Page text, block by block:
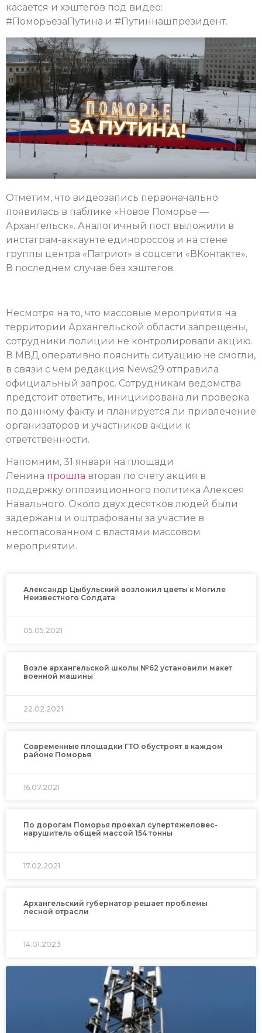
касается и хэштегов под видео:
#ПоморьезаПутина и #Путиннашпрезидент.
Отметим, что видеозапись первоначально
появилась в паблике «Новое Поморье —
Архангельск». Аналогичный пост выложили в
инстаграм-аккаунте единороссов и на стене
группы центра «Патриот» в соцсети «ВКонтакте».
В последнем случае без хэштегов.
Несмотря на то, что массовые мероприятия на
территории Архангельской области запрещены,
сотрудники полиции не контролировали акцию.
В МВД оперативно пояснить ситуацию не смогли,
в связи с чем редакция News29 отправила
официальный запрос. Сотрудникам ведомства
предстоит ответить, инициирована ли проверка
по данному факту и планируется ли привлечение
организаторов и участников акции к
ответственности.
Напомним, 31 января на площади
Ленина прошла вторая по счету акция в
поддержку оппозиционного политика Алексея
Навального. Около двух десятков людей были
задержаны и оштрафованы за участие в
несогласованном с властями массовом
мероприятии.
Александр Цыбульский возложил цветы к Могиле
Неизвестного Солдата
05.05.2021
Возле архангельской школы №62 установили макет
военной машины
22.02.2021
Современные площадки ГТО обустроят в каждом
районе Поморья
16.07.2021
По дорогам Поморья проехал супертяжеловес-
нарушитель общей массой 154 тонны
17.02.2021
Архангельский губернатор решает проблемы
лесной отрасли
14.01.2023